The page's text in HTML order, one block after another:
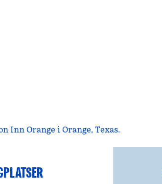
Inn Orange i Orange, Texas.